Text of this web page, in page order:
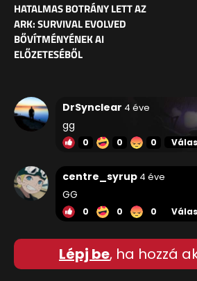
HATALMAS BOTRÁNY LETT AZ
ARK: SURVIVAL EVOLVED
BŐVÍTMÉNYÉNEK AI
ELŐZETESÉBŐL
DrSynclear 4 éve
gg
0 0 0
centre_syrup 4 éve
GG
0 0 0
Lépj be, ha hozzá